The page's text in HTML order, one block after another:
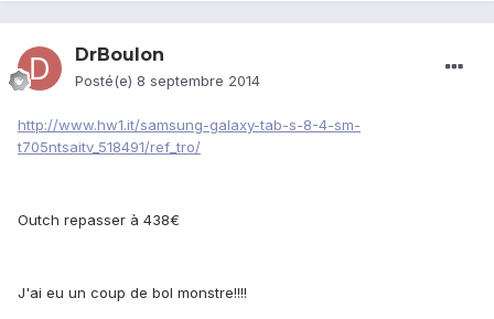
DrBoulon
Posté(e) 8 septembre 2014
http://www.hw1.it/samsung-galaxy-tab-s-8-4-sm-
t705ntsaitv_518491/ref_tro/
Outch repasser à 438€
J'ai eu un coup de bol monstre!!!!